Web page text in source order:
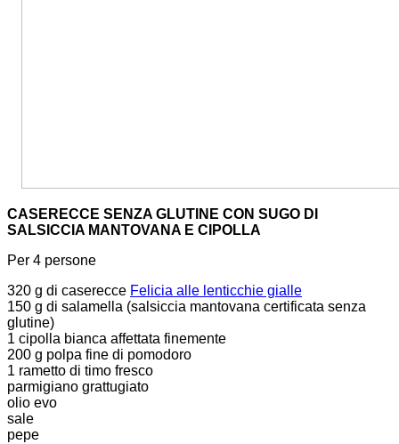
CASERECCE SENZA GLUTINE CON SUGO DI
SALSICCIA MANTOVANA E CIPOLLA
Per 4 persone
320 g di caserecce Felicia alle lenticchie gialle
150 g di salamella (salsiccia mantovana certificata senza
glutine)
1 cipolla bianca affettata finemente
200 g polpa fine di pomodoro
1 rametto di timo fresco
parmigiano grattugiato
olio evo
sale
pepe